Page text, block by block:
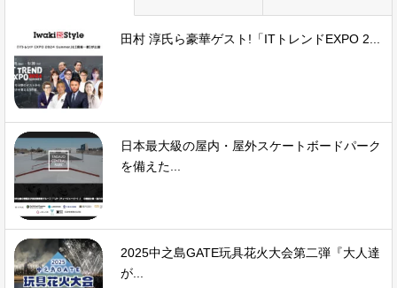
田村 淳氏ら豪華ゲスト!「ITトレンドEXPO 2...
日本最大級の屋内・屋外スケートボードパーク
を備えた...
2025中之島GATE玩具花火大会第二弾『大人達
が...